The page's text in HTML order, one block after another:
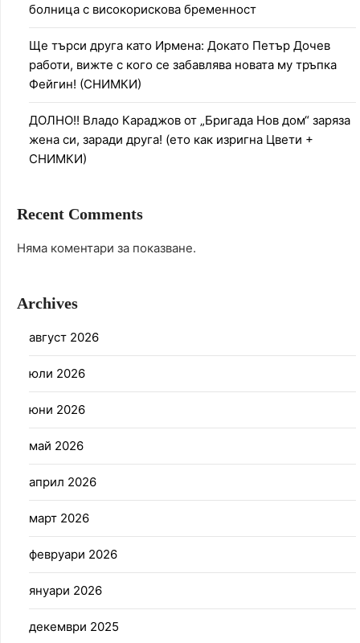
болница с високорискова бременност
Ще търси друга като Ирмена: Докато Петър Дочев
работи, вижте с кого се забавлява новата му тръпка
Фейгин! (СНИМКИ)
ДОЛНО!! Владо Караджов от „Бригада Нов дом“ заряза
жена си, заради друга! (ето как изригна Цвети +
СНИМКИ)
Recent Comments
Няма коментари за показване.
Archives
август 2026
юли 2026
юни 2026
май 2026
април 2026
март 2026
февруари 2026
януари 2026
декември 2025